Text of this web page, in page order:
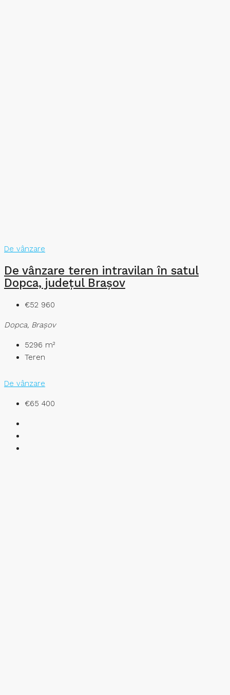
De vânzare
De vânzare teren intravilan în satul
Dopca, județul Brașov
€52 960
Dopca, Brașov
5296 m²
Teren
De vânzare
€65 400